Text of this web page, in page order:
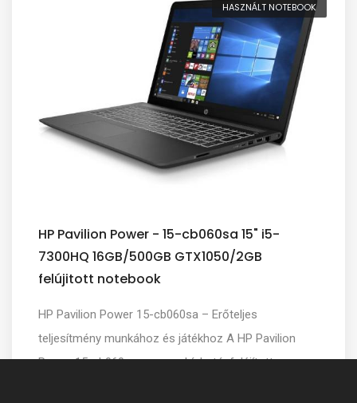
HASZNÁLT NOTEBOOK
HP Pavilion Power - 15-cb060sa 15" i5-
7300HQ 16GB/500GB GTX1050/2GB
felújitott notebook
HP Pavilion Power 15-cb060sa – Erőteljes
teljesítmény munkához és játékhoz A HP Pavilion
Power 15-cb060sa egy megbízható, felújított